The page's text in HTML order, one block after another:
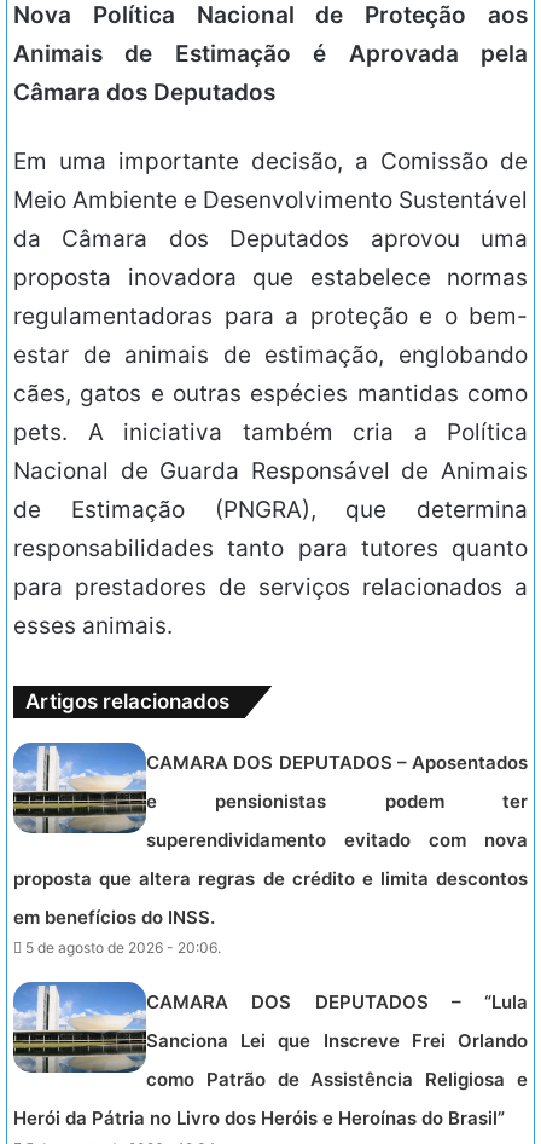
Nova Política Nacional de Proteção aos
Animais de Estimação é Aprovada pela
Câmara dos Deputados
Em uma importante decisão, a Comissão de
Meio Ambiente e Desenvolvimento Sustentável
da Câmara dos Deputados aprovou uma
proposta inovadora que estabelece normas
regulamentadoras para a proteção e o bem-
estar de animais de estimação, englobando
cães, gatos e outras espécies mantidas como
pets. A iniciativa também cria a Política
Nacional de Guarda Responsável de Animais
de Estimação (PNGRA), que determina
responsabilidades tanto para tutores quanto
para prestadores de serviços relacionados a
esses animais.
Artigos relacionados
CAMARA DOS DEPUTADOS – Aposentados
e pensionistas podem ter
superendividamento evitado com nova
proposta que altera regras de crédito e limita descontos
em benefícios do INSS.
5 de agosto de 2026 - 20:06.
CAMARA DOS DEPUTADOS – “Lula
Sanciona Lei que Inscreve Frei Orlando
como Patrão de Assistência Religiosa e
Herói da Pátria no Livro dos Heróis e Heroínas do Brasil”